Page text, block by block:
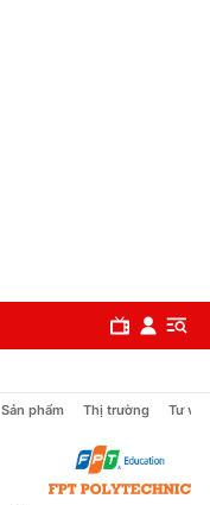
Sản phẩm Thị trường Tư vấn